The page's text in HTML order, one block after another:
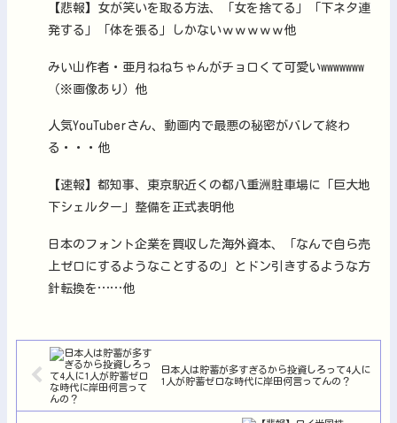
【悲報】女が笑いを取る方法、「女を捨てる」「下ネタ連
発する」「体を張る」しかないｗｗｗｗｗ他
みい山作者・亜月ねねちゃんがチョロくて可愛いwwwwwww
（※画像あり）他
人気YouTuberさん、動画内で最悪の秘密がバレて終わ
る・・・他
【速報】都知事、東京駅近くの都八重洲駐車場に「巨大地
下シェルター」整備を正式表明他
日本のフォント企業を買収した海外資本、「なんで自ら売
上ゼロにするようなことするの」とドン引きするような方
針転換を……他
日本人は貯蓄が多すぎるから投資しろって4人に
1人が貯蓄ゼロな時代に岸田何言ってんの？